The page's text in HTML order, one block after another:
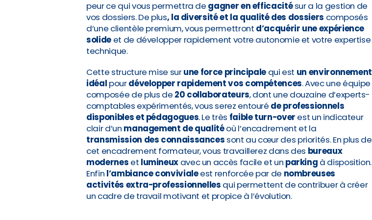
peur ce qui vous permettra de gagner en efficacitésur a la gestion de
vos dossiers. De plus, la diversité et la qualité des dossiers composés
d’une clientèle premium, vous permettront d’acquérir une expérience
solide et de développer rapidement votre autonomie et votre expertise
technique.
Cette structure mise surune force principale qui est un environnement
idéal pourdévelopper rapidement vos compétences. Avec une équipe
composée de plus de 20 collaborateurs, dont une douzaine d’experts-
comptables expérimentés, vous serez entouré de professionnels
disponibles et pédagogues. Le très faibleturn-over est un indicateur
clair d’un management de qualitéoù l’encadrement et la
transmission des connaissances sont au cœur des priorités. En plus de
cet encadrement formateur, vous travaillerez dans des bureaux
modernes et lumineux avec un accès facile et un parking à disposition.
Enfin l’ambiance convivialeest renforcée par de nombreuses
activités extra-professionnelles qui permettent de contribuer à créer
un cadre de travail motivant et propice à l’évolution.